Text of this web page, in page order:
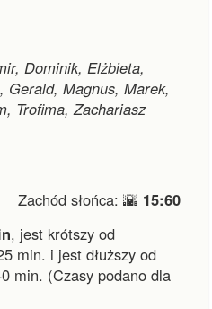
Dominik, Elżbieta,
Gerald, Magnus, Marek,
Trofima, Zachariasz
Zachód słońca: 🌇 15:60
, jest krótszy od
min. i jest dłuższy od
min. (Czasy podano dla